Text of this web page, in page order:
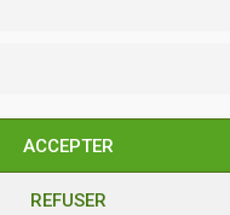
ACCEPTER
REFUSER